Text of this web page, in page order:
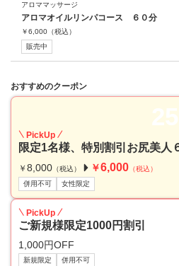
アロママッサージ
アロマオイルリンパコース ６０分
￥6,000 （税込）
販売中
おすすめのクーポン
25
PickUp
限定1名様、特別割引お尻美人
￥ 8,000 （税込） ￥6,000 （税込）
併用不可
女性限定
PickUp
ご新規様限定1000円割引
1,000円OFF
新規限定 併用不可